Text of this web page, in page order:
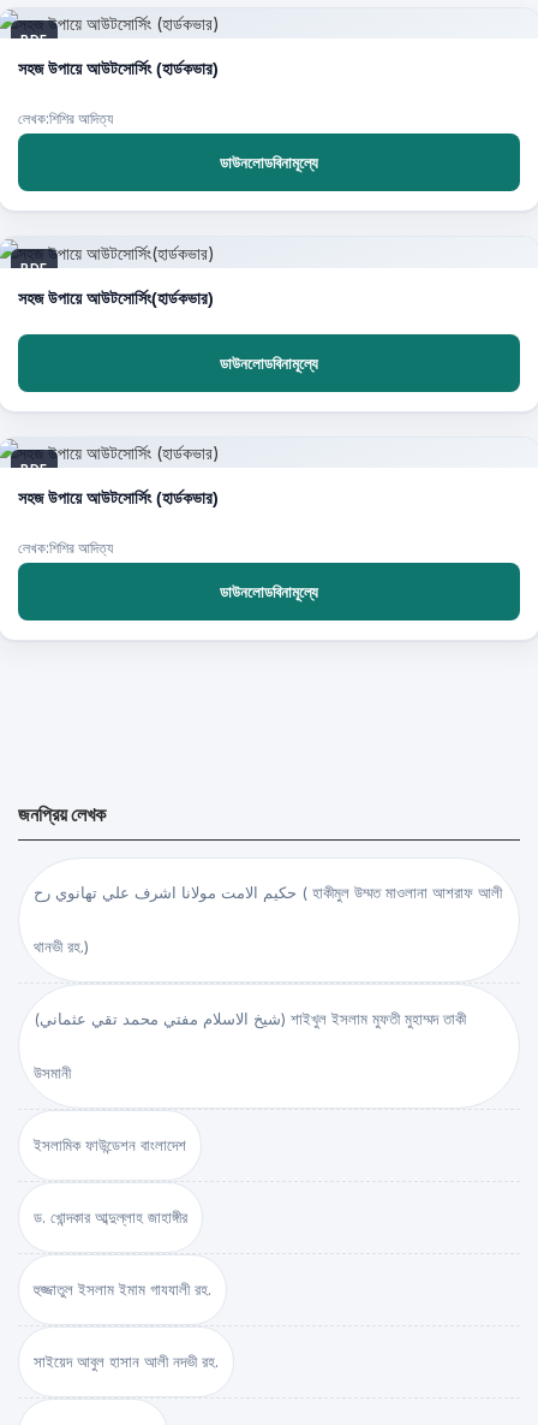
PDF
সহজ উপায়ে আউটসোর্সিং (হার্ডকভার)
লেখক:শিশির আদিত্য
ডাউনলোডবিনামূল্যে
PDF
সহজ উপায়ে আউটসোর্সিং(হার্ডকভার)
ডাউনলোডবিনামূল্যে
PDF
সহজ উপায়ে আউটসোর্সিং (হার্ডকভার)
লেখক:শিশির আদিত্য
ডাউনলোডবিনামূল্যে
জনপ্রিয় লেখক
حكيم الامت مولانا اشرف علي تهانوي رح ( হাকীমুল উম্মত মাওলানা আশরাফ আলী
থানভী রহ.)
(شيخ الاسلام مفتي محمد تقي عثماني) শাইখুল ইসলাম মুফতী মুহাম্মদ তাকী
উসমানী
ইসলামিক ফাউন্ডেশন বাংলাদেশ
ড. খোন্দকার আব্দুল্লাহ জাহাঙ্গীর
হুজ্জাতুল ইসলাম ইমাম গাযযালী রহ.
সাইয়েদ আবুল হাসান আলী নদভী রহ.